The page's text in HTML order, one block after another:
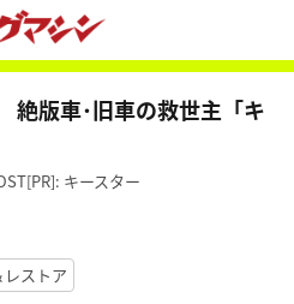
版車･旧車の救世主「キ
キースター
レストア